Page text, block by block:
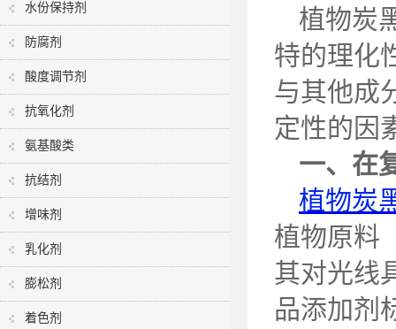
水份保持剂
防腐剂
酸度调节剂
抗氧化剂
氨基酸类
抗结剂
增味剂
乳化剂
膨松剂
着色剂
植物炭
特的理化
与其他成
定性的因
一、在
植物炭
植物原料
其对光线
品添加剂